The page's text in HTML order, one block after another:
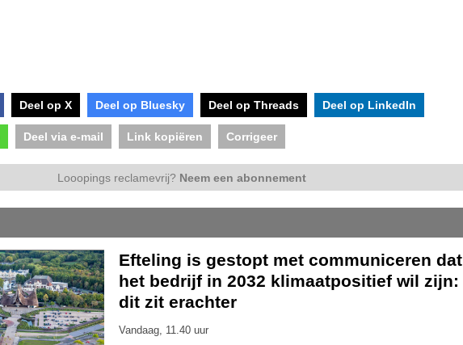
Deel op X Deel op Bluesky Deel op Threads Deel op LinkedIn
Deel via e-mail Link kopiëren Corrigeer
Looopings reclamevrij? Neem een abonnement
Efteling is gestopt met communiceren dat
het bedrijf in 2032 klimaatpositief wil zijn:
dit zit erachter
Vandaag, 11.40 uur